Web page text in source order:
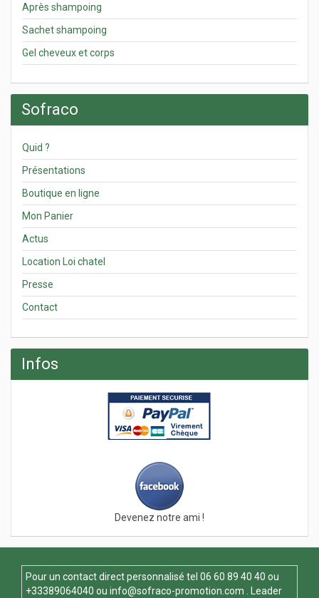
Après shampoing
Sachet shampoing
Gel cheveux et corps
Sofraco
Quid ?
Présentations
Boutique en ligne
Mon Panier
Actus
Location Loi chatel
Presse
Contact
Infos
Devenez notre ami !
Pour un contact direct personnalisé tel 06 60 89 40 40 ou
+33389064040 ou info@sofraco-promotion.com . Leader